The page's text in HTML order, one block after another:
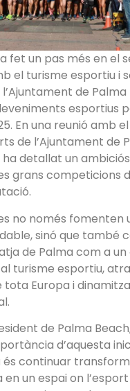
fet un pas més en el
el turisme esportiu i
de Palma
esportius
En una reunió amb
de l’Ajuntament de
ha detallat un
grans competicions
no només fomenten
sinó que també
de Palma com a
turisme esportiu,
Europa i
de Palma
d’aquesta
continuar
en un espai on